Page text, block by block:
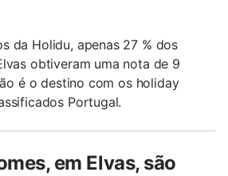
da Holidu, apenas 27 % dos
obtiveram uma nota de 9
é o destino com os holiday
Portugal.
em Elvas, são